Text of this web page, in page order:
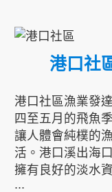
港口社
港口社區漁業發
四至五月的飛魚
讓人體會純樸的
活。港口溪出海
擁有良好的淡水
...